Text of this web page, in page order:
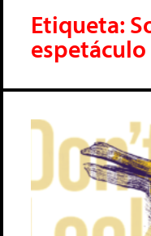
Etiqueta:
espetáculo